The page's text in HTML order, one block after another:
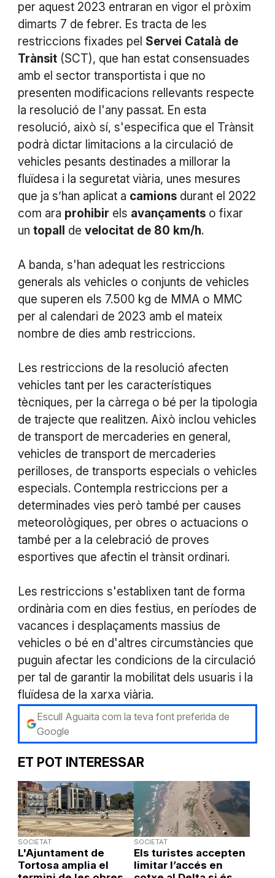
per aquest 2023 entraran en vigor el pròxim
dimarts 7 de febrer. Es tracta de les
restriccions fixades pel Servei Català de
Trànsit(SCT), que han estat consensuades
amb el sector transportista i que no
presenten modificacions rellevants respecte
la resolució de l'any passat. En esta
resolució, això sí, s'especifica que el Trànsit
podrà dictar limitacions a la circulació de
vehicles pesants destinades a millorar la
fluïdesa i la seguretat viària, unes mesures
que ja s’han aplicat a camionsdurant el 2022
com ara prohibir els avançamentso fixar
un topall de velocitat de 80 km/h.
A banda, s'han adequat les restriccions
generals als vehicles o conjunts de vehicles
que superen els 7.500 kg de MMA o MMC
per al calendari de 2023 amb el mateix
nombre de dies amb restriccions.
Les restriccions de la resolució afecten
vehicles tant per les característiques
tècniques, per la càrrega o bé per la tipologia
de trajecte que realitzen. Això inclou vehicles
de transport de mercaderies en general,
vehicles de transport de mercaderies
perilloses, de transports especials o vehicles
especials. Contempla restriccions per a
determinades vies però també per causes
meteorològiques, per obres o actuacions o
també per a la celebració de proves
esportives que afectin el trànsit ordinari.
Les restriccions s'establixen tant de forma
ordinària com en dies festius, en períodes de
vacances i desplaçaments massius de
vehicles o bé en d'altres circumstàncies que
puguin afectar les condicions de la circulació
per tal de garantir la mobilitat dels usuaris i la
fluïdesa de la xarxa viària.
Escull Aguaita com la teva font preferida de
Google
ET POT INTERESSAR
SOCIETAT
L'Ajuntament de
Tortosa amplia el
SOCIETAT
Els turistes accepten
limitar l’accés en